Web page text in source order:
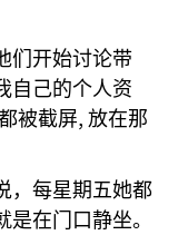
们开始讨论带
自己的个人资
被截屏, 放在那
，每星期五她都
在门口静坐。